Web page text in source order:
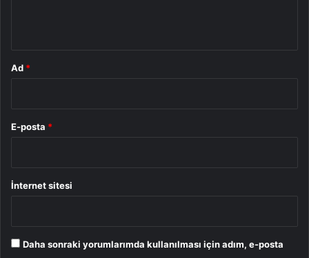
Ad *
E-posta *
İnternet sitesi
Daha sonraki yorumlarımda kullanılması için adım, e-posta